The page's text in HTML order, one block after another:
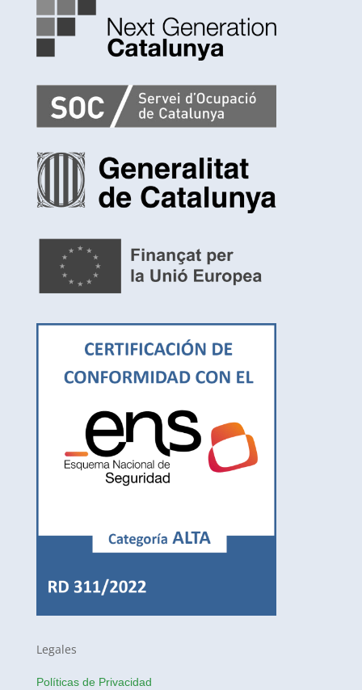
Legales
Políticas de Privacidad